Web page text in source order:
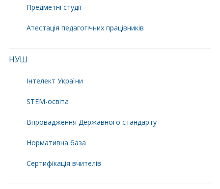
Предметні студії
Атестація педагогічних працівників
НУШ
Інтелект України
STEM-освіта
Впровадження Державного стандарту
Нормативна база
Сертифікація вчителів